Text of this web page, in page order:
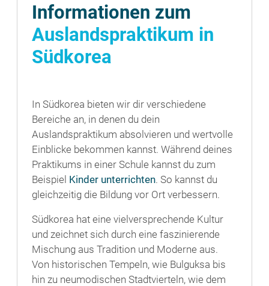
Informationen zum
Auslandspraktikum in
Südkorea
In Südkorea bieten wir dir verschiedene
Bereiche an, in denen du dein
Auslandspraktikum absolvieren und wertvolle
Einblicke bekommen kannst. Während deines
Praktikums in einer Schule kannst du zum
Beispiel Kinder unterrichten. So kannst du
gleichzeitig die Bildung vor Ort verbessern.
Südkorea hat eine vielversprechende Kultur
und zeichnet sich durch eine faszinierende
Mischung aus Tradition und Moderne aus.
Von historischen Tempeln, wie Bulguksa bis
hin zu neumodischen Stadtvierteln, wie dem